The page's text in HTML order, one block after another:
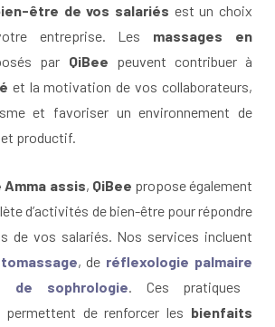
être de vos salariés est un choix
entreprise. Les massages en
par QiBee peuvent contribuer à
et la motivation de vos collaborateurs,
et favoriser un environnement de
productif.
Amma assis, QiBee propose également
d’activités de bien-être pour répondre
de vos salariés. Nos services incluent
, de réflexologie palmaire
de sophrologie. Ces pratiques
permettent de renforcer les bienfaits